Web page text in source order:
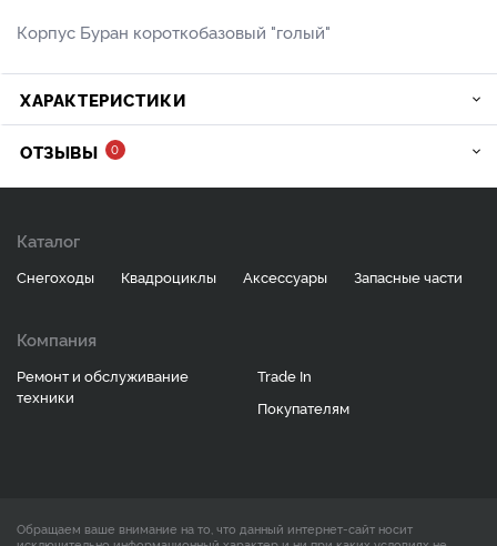
Корпус Буран короткобазовый "голый"
ХАРАКТЕРИСТИКИ
ОТЗЫВЫ 0
Каталог
Снегоходы Квадроциклы Аксессуары Запасные части
Компания
Ремонт и обслуживание
техники
Trade In
Покупателям
Обращаем ваше внимание на то, что данный интернет-сайт носит